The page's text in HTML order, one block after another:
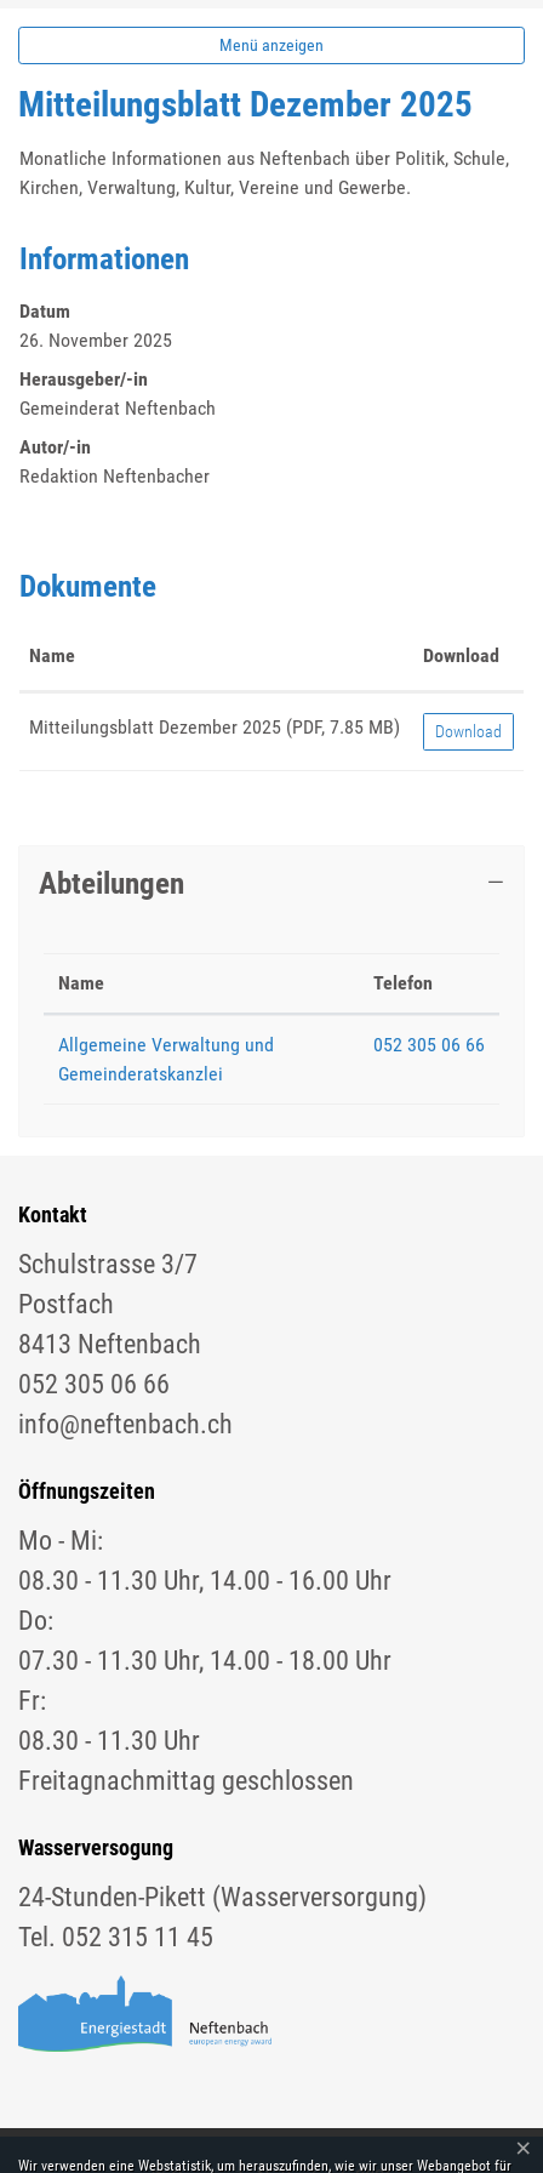
Menü anzeigen
Mitteilungsblatt Dezember 2025
Monatliche Informationen aus Neftenbach über Politik, Schule,
Kirchen, Verwaltung, Kultur, Vereine und Gewerbe.
Informationen
Datum
26. November 2025
Herausgeber/-in
Gemeinderat Neftenbach
Autor/-in
Redaktion Neftenbacher
Dokumente
Name Download
Mitteilungsblatt Dezember 2025 (PDF, 7.85 MB) Download
Abteilungen
Name Telefon
Allgemeine Verwaltung und
Gemeinderatskanzlei
052 305 06 66
Kontakt
Schulstrasse 3/7
Postfach
8413 Neftenbach
052 305 06 66
info@neftenbach.ch
Öffnungszeiten
Mo - Mi:
08.30 - 11.30 Uhr, 14.00 - 16.00 Uhr
Do:
07.30 - 11.30 Uhr, 14.00 - 18.00 Uhr
Fr:
08.30 - 11.30 Uhr
Freitagnachmittag geschlossen
Wasserversogung
24-Stunden-Pikett (Wasserversorgung)
Tel. 052 315 11 45
Webstatistik
Wir verwenden eine Webstatistik, um herauszufinden, wie wir unser Webangebot für
×